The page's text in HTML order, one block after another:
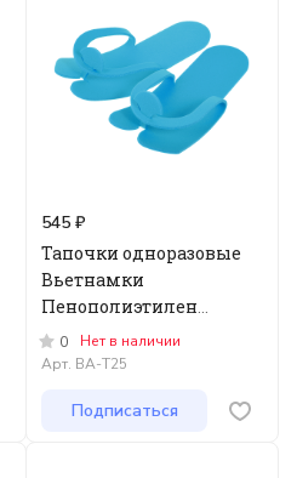
545 ₽
Тапочки одноразовые
Вьетнамки
Пенополиэтилен
Оранж/Голубые/
Зеленые 5мм, 25 пар/уп
0
Нет в наличии
Арт. ВА-Т25
Подписаться